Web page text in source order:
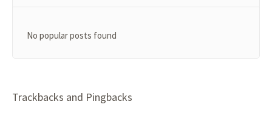
No popular posts found
Trackbacks and Pingbacks